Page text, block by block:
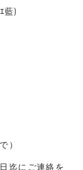
)
）
ご連絡を